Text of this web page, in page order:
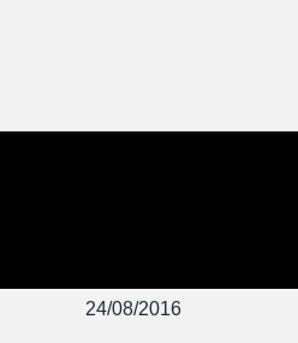
24/08/2016